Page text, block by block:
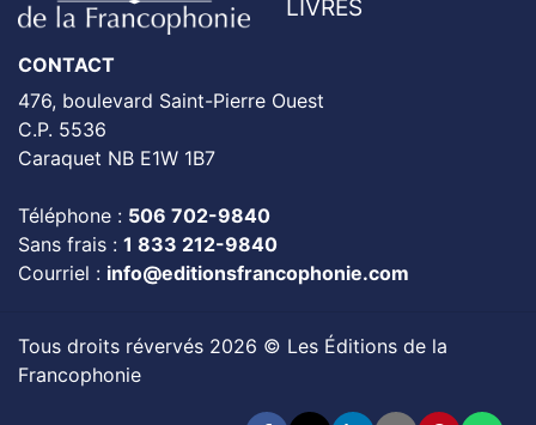
LIVRES
CONTACT
476, boulevard Saint-Pierre Ouest
C.P. 5536
Caraquet NB E1W 1B7
Téléphone : 506 702-9840
Sans frais : 1 833 212-9840
Courriel : info@editionsfrancophonie.com
Tous droits révervés 2026 © Les Éditions de la
Francophonie